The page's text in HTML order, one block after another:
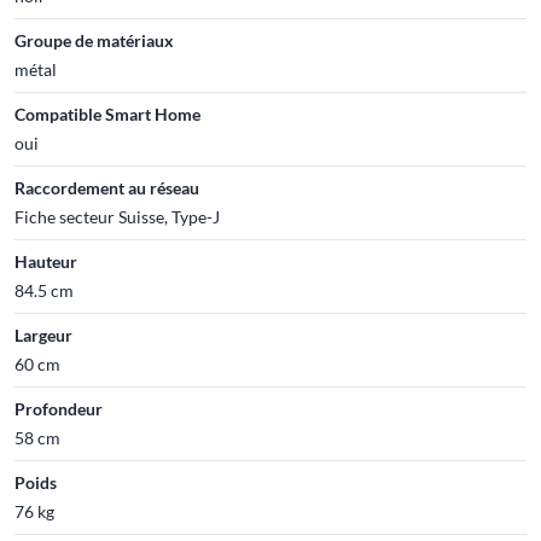
Groupe de matériaux
métal
Compatible Smart Home
oui
Raccordement au réseau
Fiche secteur Suisse, Type-J
Hauteur
84.5 cm
Largeur
60 cm
Profondeur
58 cm
Poids
76 kg